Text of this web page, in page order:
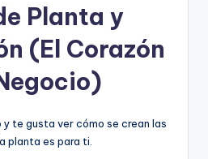
Planta y
(El Corazón
y te gusta ver cómo se crean las
planta es para ti.